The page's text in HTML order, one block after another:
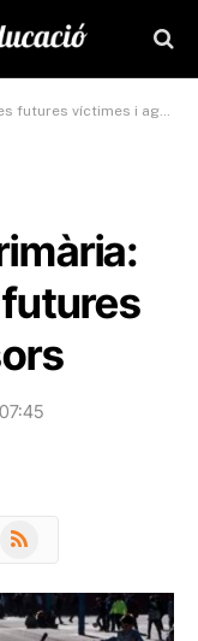
víctimes i agressors
RSS